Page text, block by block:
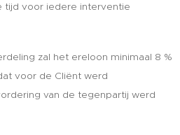
tijd voor iedere interventie
zal het ereloon minimaal 8 %
voor de Cliënt werd
van de tegenpartij werd